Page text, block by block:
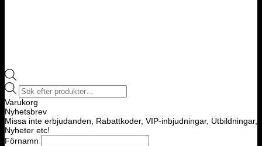
Products
search
Varukorg
Nyhetsbrev
Missa inte erbjudanden, Rabattkoder, VIP-inbjudningar, Utbildningar,
Nyheter etc!
Förnamn